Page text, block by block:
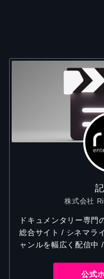
株式会社
ドキュメンタリー専門
総合サイト / シネマラ
ャンルを幅広く配信中 /
公式